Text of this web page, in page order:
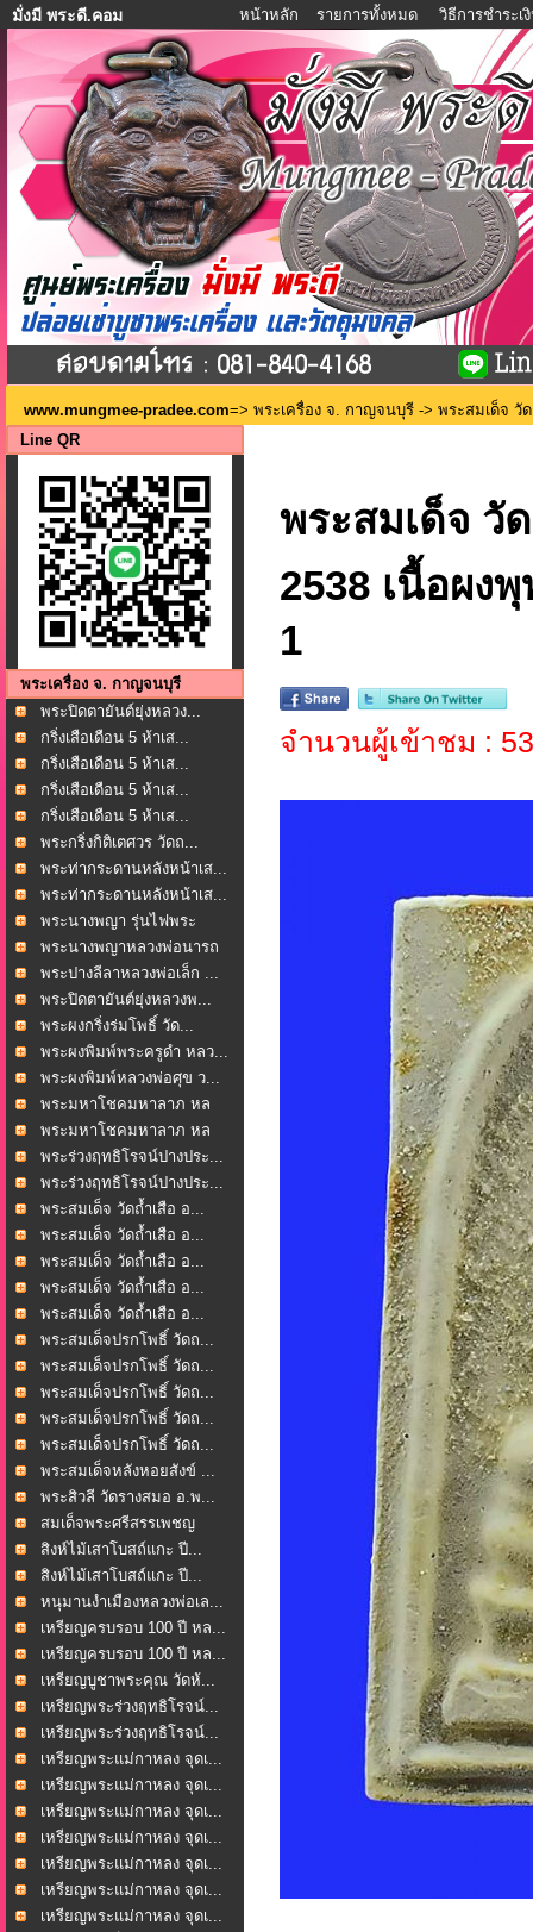
มั่งมี พระดี.คอม หน้าหลัก รายการทั้งหมด วิธีการชำระเ
www.mungmee-pradee.com=> พระเครื่อง จ. กาญจนบุรี -> พระสมเด็จ วั
Line QR
พระเครื่อง จ. กาญจนบุรี
พระปิดตายันต์ยุ่งหลวง...
กริ่งเสือเดือน 5 ห้าเส...
กริ่งเสือเดือน 5 ห้าเส...
กริ่งเสือเดือน 5 ห้าเส...
กริ่งเสือเดือน 5 ห้าเส...
พระกริ่งกิติเตศวร วัดถ...
พระท่ากระดานหลังหน้าเส...
พระท่ากระดานหลังหน้าเส...
พระนางพญา รุ่นไฟพระ
ฤกษ...พระนางพญาหลวงพ่อนารถ
น...
พระปางลีลาหลวงพ่อเล็ก ...
พระปิดตายันต์ยุ่งหลวงพ...
พระผงกริ่งร่มโพธิ์ วัด...
พระผงพิมพ์พระครูดำ หลว...
พระผงพิมพ์หลวงพ่อศุข ว...
พระมหาโชคมหาลาภ หล
วงพ่...พระมหาโชคมหาลาภ หล
วงพ่...พระร่วงฤทธิโรจน์ปางประ...
พระร่วงฤทธิโรจน์ปางประ...
พระสมเด็จ วัดถ้ำเสือ อ...
พระสมเด็จ วัดถ้ำเสือ อ...
พระสมเด็จ วัดถ้ำเสือ อ...
พระสมเด็จ วัดถ้ำเสือ อ...
พระสมเด็จ วัดถ้ำเสือ อ...
พระสมเด็จปรกโพธิ์ วัดถ...
พระสมเด็จปรกโพธิ์ วัดถ...
พระสมเด็จปรกโพธิ์ วัดถ...
พระสมเด็จปรกโพธิ์ วัดถ...
พระสมเด็จปรกโพธิ์ วัดถ...
พระสมเด็จหลังหอยสังข์ ...
พระสิวลี วัดรางสมอ อ.พ...
สมเด็จพระศรีสรรเพชญ
หล... สิงห์ไม้เสาโบสถ์แกะ ปี...
สิงห์ไม้เสาโบสถ์แกะ ปี...
หนุมานงำเมืองหลวงพ่อเล...
เหรียญครบรอบ 100 ปี หล...
เหรียญครบรอบ 100 ปี หล...
เหรียญบูชาพระคุณ วัดห้...
เหรียญพระร่วงฤทธิโรจน์...
เหรียญพระร่วงฤทธิโรจน์...
เหรียญพระแม่กาหลง จุดเ...
เหรียญพระแม่กาหลง จุดเ...
เหรียญพระแม่กาหลง จุดเ...
เหรียญพระแม่กาหลง จุดเ...
เหรียญพระแม่กาหลง จุดเ...
เหรียญพระแม่กาหลง จุดเ...
เหรียญพระแม่กาหลง จุดเ...
พระสมเด็จ วั
2538 เนื้อผง
1
จำนวนผู้เข้าชม :